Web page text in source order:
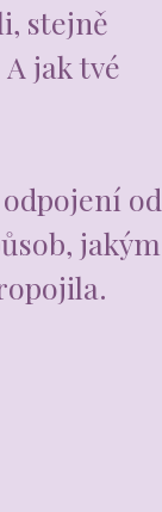
stejně
jak tvé
od
jakým